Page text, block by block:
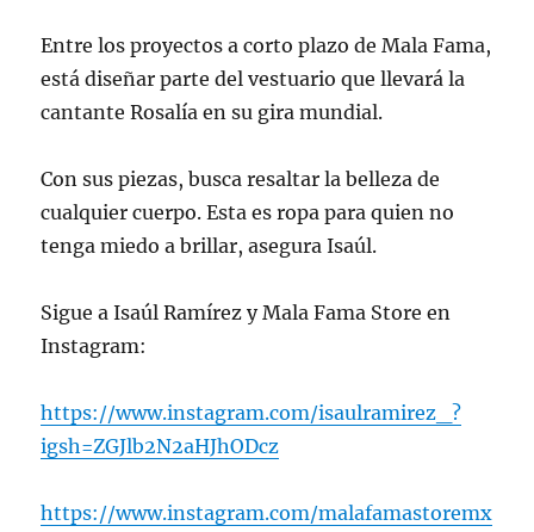
Entre los proyectos a corto plazo de Mala Fama,
está diseñar parte del vestuario que llevará la
cantante Rosalía en su gira mundial.
Con sus piezas, busca resaltar la belleza de
cualquier cuerpo. Esta es ropa para quien no
tenga miedo a brillar, asegura Isaúl.
Sigue a Isaúl Ramírez y Mala Fama Store en
Instagram:
https://www.instagram.com/isaulramirez_?
igsh=ZGJlb2N2aHJhODcz
https://www.instagram.com/malafamastoremx